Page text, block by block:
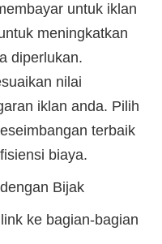
untuk iklan
meningkatkan
diperlukan.
nilai
iklan anda. Pilih
terbaik
biaya.
Bijak
ke bagian-bagian